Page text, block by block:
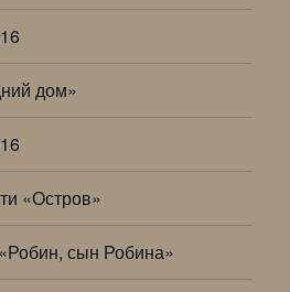
дом»
«Остров»
сын Робина»